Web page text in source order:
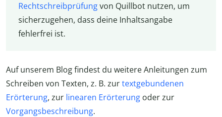
Rechtschreibprüfungvon Quillbot nutzen, um
sicherzugehen, dass deine Inhaltsangabe
fehlerfrei ist.
Auf unserem Blog findest du weitere Anleitungen zum
Schreiben von Texten, z. B. zurtextgebundenen
Erörterung, zur linearen Erörterung oder zur
Vorgangsbeschreibung.